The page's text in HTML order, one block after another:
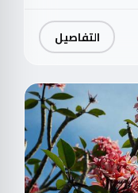
التفاصيل